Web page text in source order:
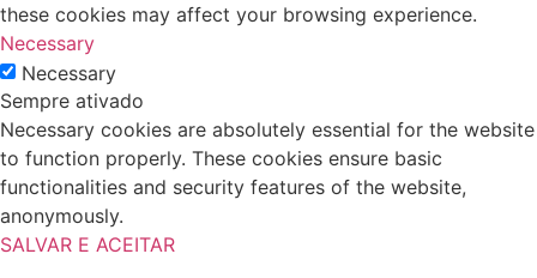
these cookies may affect your browsing experience.
Necessary
Necessary
Sempre ativado
Necessary cookies are absolutely essential for the website
to function properly. These cookies ensure basic
functionalities and security features of the website,
anonymously.
SALVAR E ACEITAR